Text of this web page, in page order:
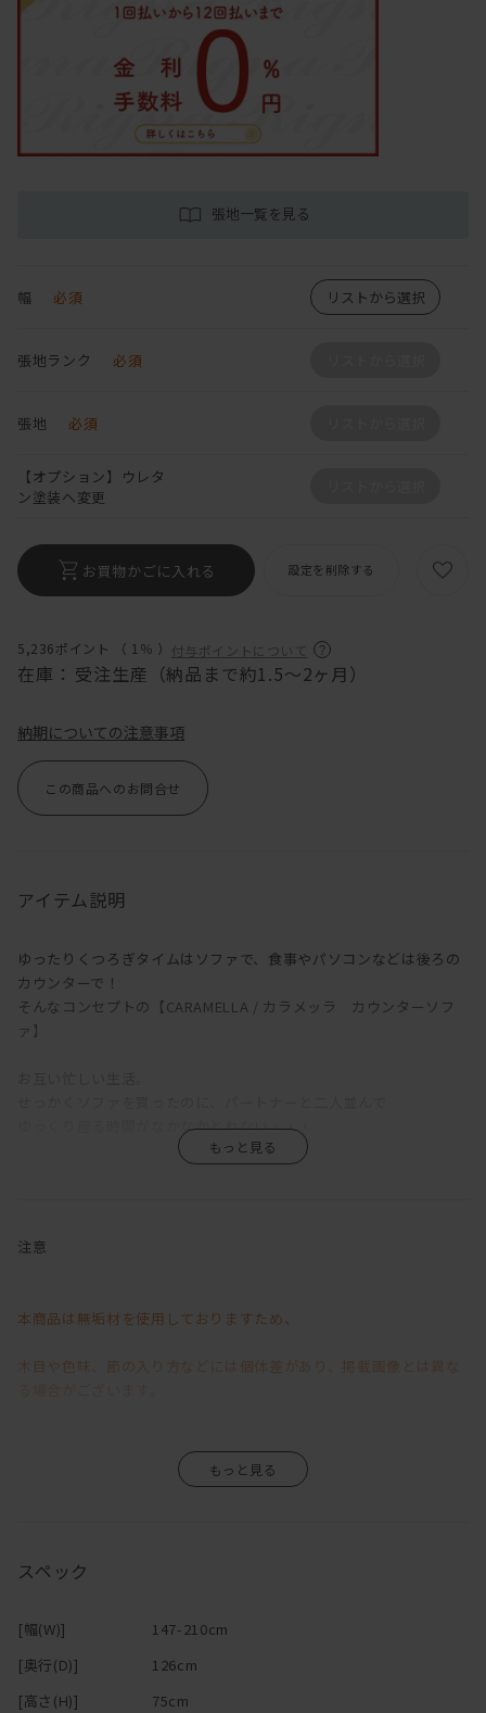
5,236ポイント （ 1％ ） 付与ポイントについて
在庫： 受注生産（納品まで約1.5～2ヶ月）
張地一覧を見る
幅 必須 リストから選択
張地ランク 必須
張地 必須
【オプション】ウレタ
ン塗装へ変更
お買物かごに入れる 設定を削除する
納期についての注意事項
この商品へのお問合せ
アイテム説明
ゆったりくつろぎタイムはソファで、食事やパソコンなどは後ろの
カウンターで！
そんなコンセプトの【CARAMELLA / カラメッラ カウンターソフ
ァ】
ゆっくり座る時間がなかなかとれない・・・
減っていく二人の会話・・・
は、
わざわざ呼んだりするのは、面倒で
「まぁいっか」と思ったり、照れくさかったりするけど、
大きなダイニングテーブルが置けない間取りでも、空間を広く使え
テレビを見ながらパソコンや作業ができるのも嬉しい！
ソファに2人ゆっくり座ってお酒を飲むときは、
注意
本商品は無垢材を使用しておりますため、
木目や色味、節の入り方などには個体差があり、掲載画像とは異な
そのため、「イメージと異なる」といった理由による返品・交換は
と幸いです。
スペック
[幅(W)]
147-210cm
[奥行(D)]
126cm
[高さ(H)]
75cm